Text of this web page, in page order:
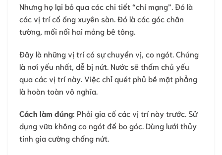
Nhưng họ lại bỏ qua các chi tiết “chí mạng”. Đó là
các vị trí cổ ống xuyên sàn. Đó là các góc chân
tường, mối nối hai mảng bê tông.
Đây là những vị trí có sự chuyển vị, co ngót. Chúng
là nơi yếu nhất, dễ bị nứt. Nước sẽ thấm chủ yếu
qua các vị trí này. Việc chỉ quét phủ bề mặt phẳng
là hoàn toàn vô nghĩa.
Cách làm đúng: Phải gia cố các vị trí này trước. Sử
dụng vữa không co ngót để bo góc. Dùng lưới thủy
tinh gia cường chống nứt.